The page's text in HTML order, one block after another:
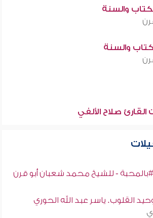
والسنة
والسنة
القارئ صلاح الألفي
- للشيخ محمد شعبان أبو قرن
القلوب. ياسر عبد الله الحوري